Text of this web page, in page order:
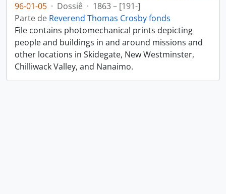
96-01-05 · Dossiê · 1863 – [191-]
Parte de Reverend Thomas Crosby fonds
File contains photomechanical prints depicting
people and buildings in and around missions and
other locations in Skidegate, New Westminster,
Chilliwack Valley, and Nanaimo.